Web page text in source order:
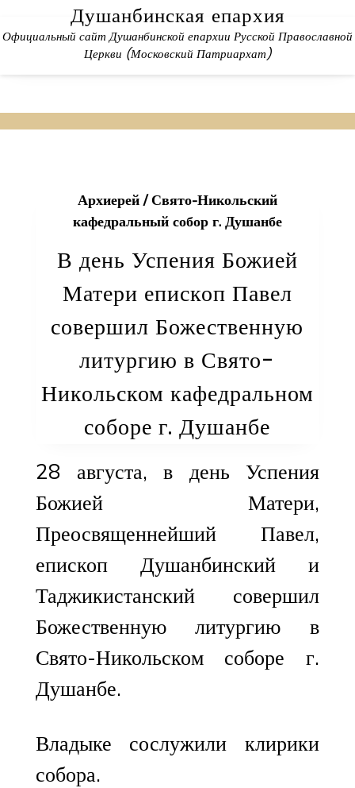
content
Душанбинская епархия
Официальный сайт Душанбинской епархии Русской Православной
Церкви (Московский Патриархат)
Архиерей/Свято-Никольский
кафедральный собор г. Душанбе
В день Успения Божией
Матери епископ Павел
совершил Божественную
литургию в Свято-
Никольском кафедральном
соборе г. Душанбе
28 августа, в день Успения
Божией Матери,
Преосвященнейший Павел,
епископ Душанбинский и
Таджикистанский совершил
Божественную литургию в
Свято-Никольском соборе г.
Душанбе.
Владыке сослужили клирики
собора.